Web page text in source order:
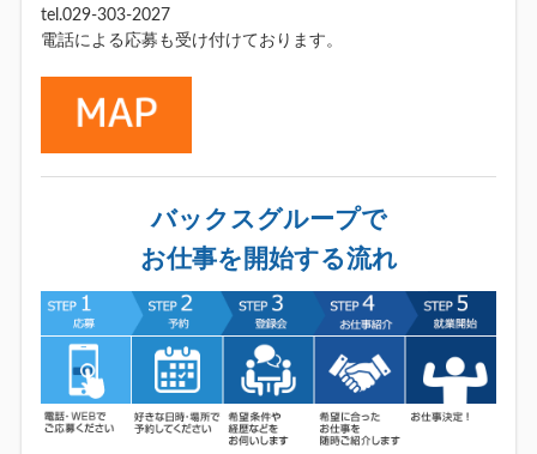
tel.029-303-2027
電話による応募も受け付けております。
バックスグループで
お仕事を開始する流れ